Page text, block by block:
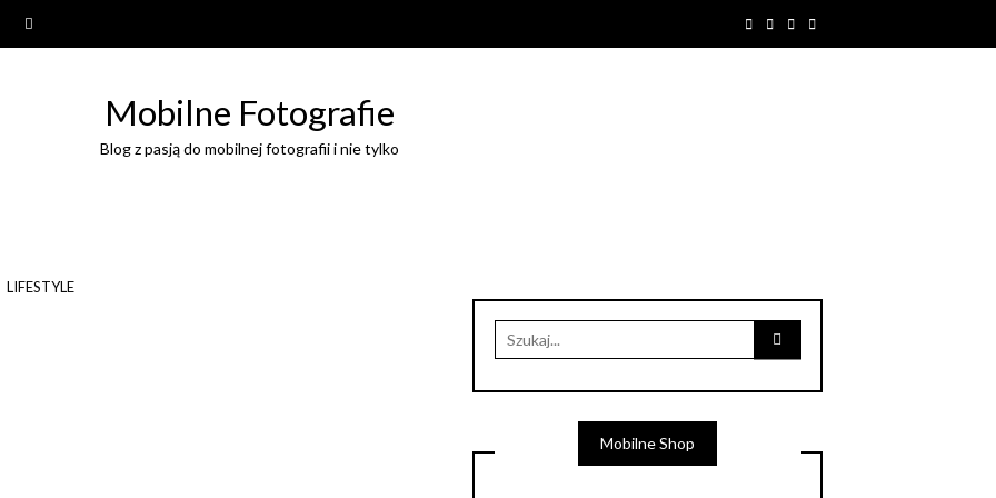
Mobilne Fotografie
Blog z pasją do mobilnej fotografii i nie tylko
LIFESTYLE
Mobilne Shop